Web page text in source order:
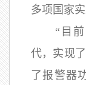
多项国家
“目前
代，实现
了报警器